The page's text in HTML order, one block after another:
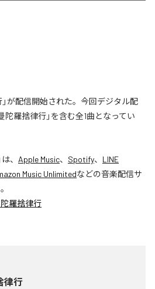
が配信開始された。今回デジタル配
陀羅捨律行」を含む全1曲となってい
は、 Apple Music、 Spotify、 LINE
Music Unlimitedなどの音楽配信サ
羅捨律行
律行